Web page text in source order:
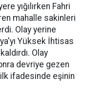
yığılırken Fahri
mahalle sakinleri
Olay yerine
Yüksek İhtisas
Olay
devriye gezen
ilk ifadesinde eşinin